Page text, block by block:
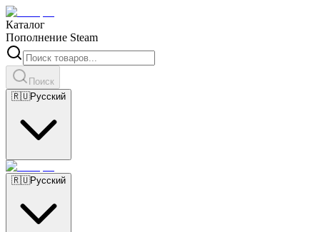
Каталог
Пополнение Steam
Поиск
🇷🇺Русский
🇷🇺Русский